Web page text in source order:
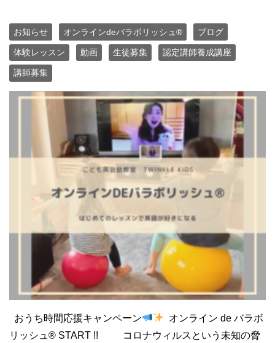
お知らせ オンラインdeバラボリッシュ® ブログ
体験レッスン 動画 生徒募集 認定講師養成講座
講師募集
おうち時間応援キャンペーン
オンライン de バラボ
リッシュ® START !! コロナウィルスという未知の脅